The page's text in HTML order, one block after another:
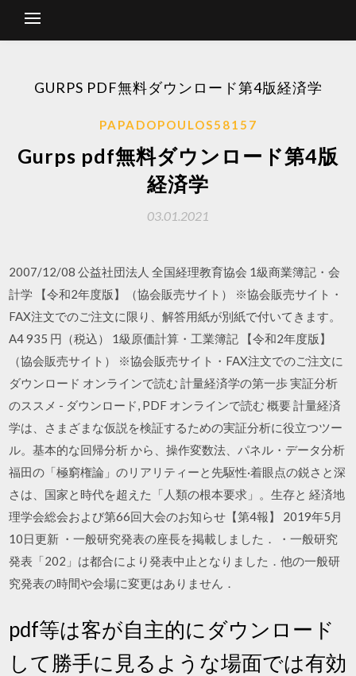
GURPS PDF無料ダウンロード第4版経済学
PAPADOPOULOS58157
Gurps pdf無料ダウンロード第4版
経済学
03.01.2021
2007/12/08 公益社団法人 全国経理教育協会 1級商業簿記・会
計学 【令和2年度版】（協会販売サイト） ※協会販売サイト・
FAX注文でのご注文に限り、解答用紙が別紙で付いてきます。
A4 935 円（税込） 1級原価計算・工業簿記 【令和2年度版】
（協会販売サイト） ※協会販売サイト・FAX注文でのご注文に
ダウンロード オンラインで読む 計量経済学の第一歩 実証分析
のススメ - ダウンロード, PDF オンラインで読む 概要 計量経済
学は、さまざまな仮説を検証するための実証分析に役立つツー
ル。基本的な回帰分析 から、操作変数法、パネル・データ分析
福田の「極窮権論」のリアリティーと先駆性·着眼点の鋭さと深
さは、国家と時代を超えた「人類の根本要求」。生存と 経済地
理学会総会および第66回大会のお知らせ【第4報】 2019年5月
10日更新 ・一般研究発表の座長を掲載しました． ・一般研究
発表「202」は都合により発表中止となりました．他の一般研
究発表の時間や会場に変更はありません．
pdf等は客が自主的にダウンロード
して勝手に見るような場面では有効